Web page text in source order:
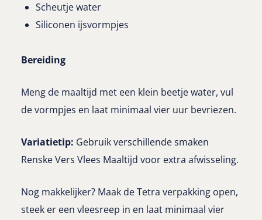
Scheutje water
Siliconen ijsvormpjes
Bereiding
Meng de maaltijd met een klein beetje water, vul
de vormpjes en laat minimaal vier uur bevriezen.
Variatietip: Gebruik verschillende smaken
Renske Vers Vlees Maaltijd voor extra afwisseling.
Nog makkelijker? Maak de Tetra verpakking open,
steek er een vleesreep in en laat minimaal vier